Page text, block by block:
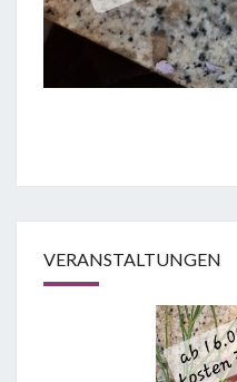
VERANSTALTUNGEN